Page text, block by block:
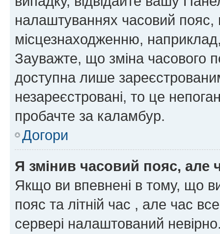
налаштуваннях часовий пояс,
місцезнаходженню,
Зауважте, що зміна часового
доступна лише
незареєстровані, то це
пробачте за каламбур.
Догори
Я змінив часовий пояс, але
Якщо ви впевнені в тому, що
пояс та літній час , але час
сервері налаштований